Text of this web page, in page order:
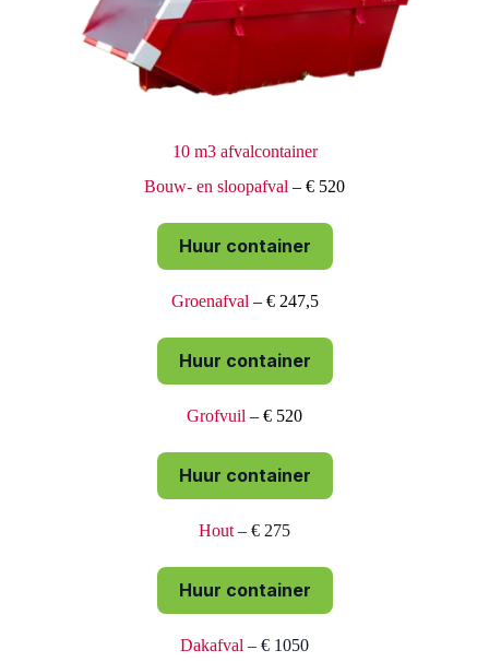
10 m3 afvalcontainer
Bouw- en sloopafval – € 520
Huur container
Groenafval – € 247,5
Huur container
Grofvuil – € 520
Huur container
Hout – € 275
Huur container
Dakafval – € 1050